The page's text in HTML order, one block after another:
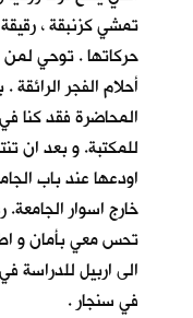
تمشي كزنبقة ،
حركاتها . توحي لمن
أحلام الفجر الرائقة
المحاضرة فقد كنا
للمكتبة. و بعد ان
اودعها عند باب
خارج اسوار
تحس معي بأمان و
الى اربيل للدراسة
في سنجار .